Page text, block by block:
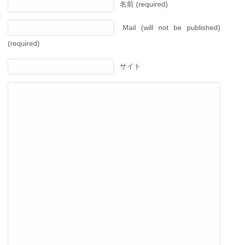
名前 (required)
Mail (will not be published)
(required)
サイト